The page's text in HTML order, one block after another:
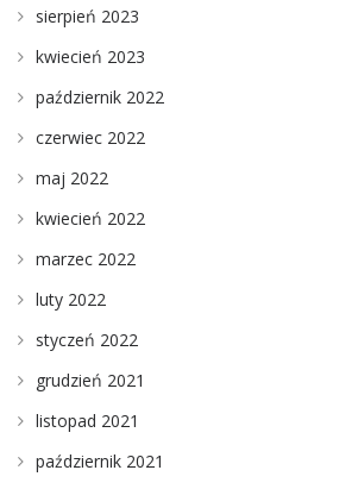
sierpień 2023
kwiecień 2023
październik 2022
czerwiec 2022
maj 2022
kwiecień 2022
marzec 2022
luty 2022
styczeń 2022
grudzień 2021
listopad 2021
październik 2021